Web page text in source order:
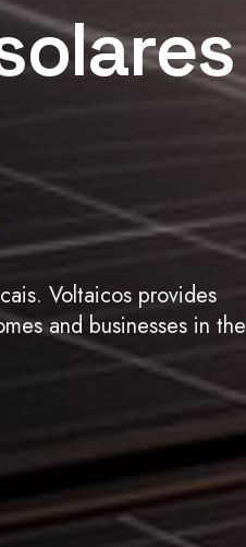
Voltaicos provides
and businesses in the